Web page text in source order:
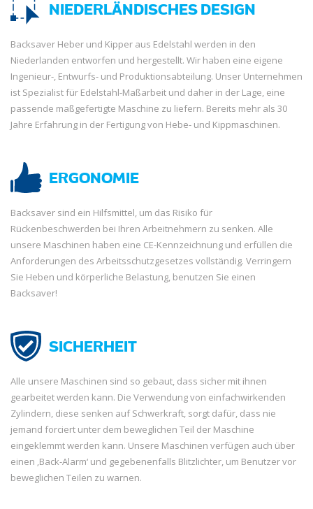
NIEDERLÄNDISCHES DESIGN
Backsaver Heber und Kipper aus Edelstahl werden in den
Niederlanden entworfen und hergestellt. Wir haben eine eigene
Ingenieur-, Entwurfs- und Produktionsabteilung. Unser Unternehmen
ist Spezialist für Edelstahl-Maßarbeit und daher in der Lage, eine
passende maßgefertigte Maschine zu liefern. Bereits mehr als 30
Jahre Erfahrung in der Fertigung von Hebe- und Kippmaschinen.
ERGONOMIE
Backsaver sind ein Hilfsmittel, um das Risiko für
Rückenbeschwerden bei Ihren Arbeitnehmern zu senken. Alle
unsere Maschinen haben eine CE-Kennzeichnung und erfüllen die
Anforderungen des Arbeitsschutzgesetzes vollständig. Verringern
Sie Heben und körperliche Belastung, benutzen Sie einen
Backsaver!
SICHERHEIT
Alle unsere Maschinen sind so gebaut, dass sicher mit ihnen
gearbeitet werden kann. Die Verwendung von einfachwirkenden
Zylindern, diese senken auf Schwerkraft, sorgt dafür, dass nie
jemand forciert unter dem beweglichen Teil der Maschine
eingeklemmt werden kann. Unsere Maschinen verfügen auch über
einen ‚Back-Alarm‘ und gegebenenfalls Blitzlichter, um Benutzer vor
beweglichen Teilen zu warnen.